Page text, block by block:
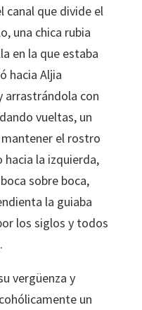
canal que divide el
una chica rubia
en la que estaba
hacia Aljia
arrastrándola con
vueltas, un
el rostro
la izquierda,
sobre boca,
la guiaba
los siglos y todos
vergüenza y
un